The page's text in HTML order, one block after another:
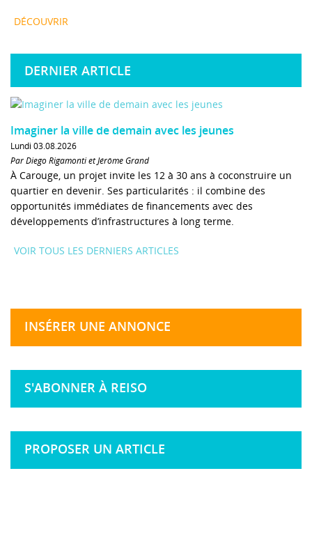
DÉCOUVRIR
DERNIER ARTICLE
Imaginer la ville de demain avec les jeunes
Lundi 03.08.2026
Par Diego Rigamonti et Jérôme Grand
À Carouge, un projet invite les 12 à 30 ans à coconstruire un
quartier en devenir. Ses particularités : il combine des
opportunités immédiates de financements avec des
développements d’infrastructures à long terme.
VOIR TOUS LES DERNIERS ARTICLES
INSÉRER UNE ANNONCE
S'ABONNER À REISO
PROPOSER UN ARTICLE